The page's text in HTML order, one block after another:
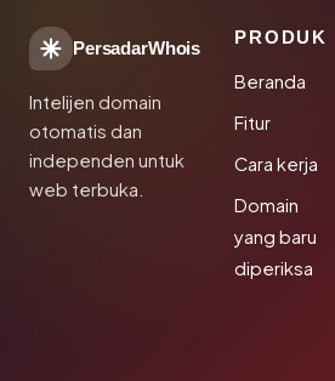
PersadarWhois
Intelijen domain
otomatis dan
independen untuk
web terbuka.
PRODUK
Beranda
Fitur
Cara kerja
Domain
yang baru
diperiksa